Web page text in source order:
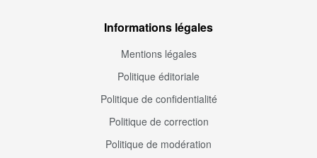
Informations légales
Mentions légales
Politique éditoriale
Politique de confidentialité
Politique de correction
Politique de modération